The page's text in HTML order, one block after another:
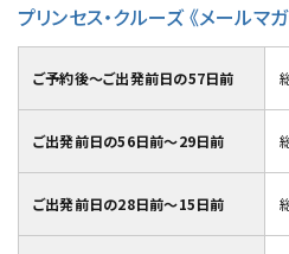
プリンセス・クルーズ 《メールマ
ご予約後～ご出発前日の57日前
ご出発前日の56日前～29日前
ご出発前日の28日前～15日前